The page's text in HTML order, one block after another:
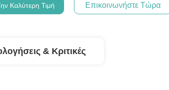
Καλύτερη Τιμή Επικοινωνήστε Τώρα
& Κριτικές